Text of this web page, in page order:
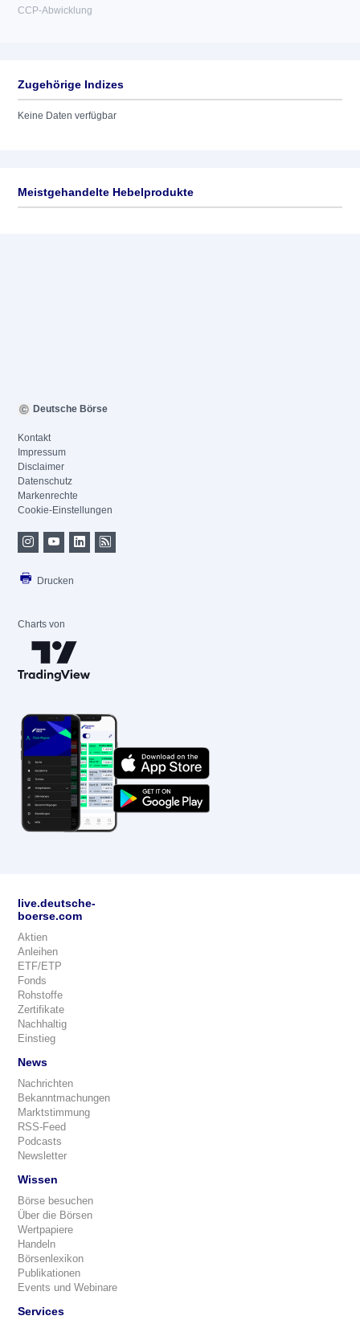
CCP-Abwicklung
Zugehörige Indizes
Keine Daten verfügbar
Meistgehandelte Hebelprodukte
Deutsche Börse
Kontakt
Impressum
Disclaimer
Datenschutz
Markenrechte
Cookie-Einstellungen
Drucken
Charts von
live.deutsche-
boerse.com
Aktien
Anleihen
ETF/ETP
Fonds
Rohstoffe
Zertifikate
Nachhaltig
Einstieg
News
Nachrichten
Bekanntmachungen
Marktstimmung
RSS-Feed
Podcasts
Newsletter
Wissen
Börse besuchen
Über die Börsen
Wertpapiere
Handeln
Börsenlexikon
Publikationen
Events und Webinare
Services